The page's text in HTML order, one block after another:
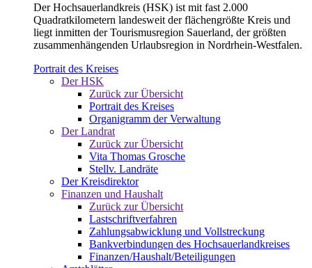
Der Hochsauerlandkreis (HSK) ist mit fast 2.000
Quadratkilometern landesweit der flächengrößte Kreis und
liegt inmitten der Tourismusregion Sauerland, der größten
zusammenhängenden Urlaubsregion in Nordrhein-Westfalen.
Portrait des Kreises
Der HSK
Zurück zur Übersicht
Portrait des Kreises
Organigramm der Verwaltung
Der Landrat
Zurück zur Übersicht
Vita Thomas Grosche
Stellv. Landräte
Der Kreisdirektor
Finanzen und Haushalt
Zurück zur Übersicht
Lastschriftverfahren
Zahlungsabwicklung und Vollstreckung
Bankverbindungen des Hochsauerlandkreises
Finanzen/Haushalt/Beteiligungen